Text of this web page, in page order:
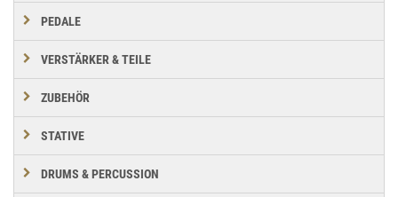
PEDALE
VERSTÄRKER & TEILE
ZUBEHÖR
STATIVE
DRUMS & PERCUSSION